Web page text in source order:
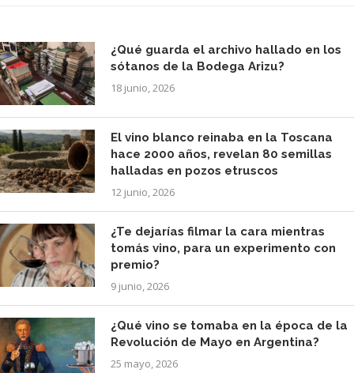
¿Qué guarda el archivo hallado en los
sótanos de la Bodega Arizu?
18 junio, 2026
El vino blanco reinaba en la Toscana
hace 2000 años, revelan 80 semillas
halladas en pozos etruscos
12 junio, 2026
¿Te dejarías filmar la cara mientras
tomás vino, para un experimento con
premio?
9 junio, 2026
¿Qué vino se tomaba en la época de la
Revolución de Mayo en Argentina?
25 mayo, 2026